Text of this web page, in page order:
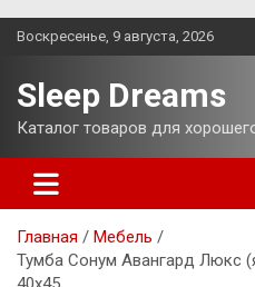
Перейти
Воскресенье, 9 августа, 2026
Sleep Dreams
Каталог товаров для
Главная
Мебель
Тумба Сонум Авангард Люкс